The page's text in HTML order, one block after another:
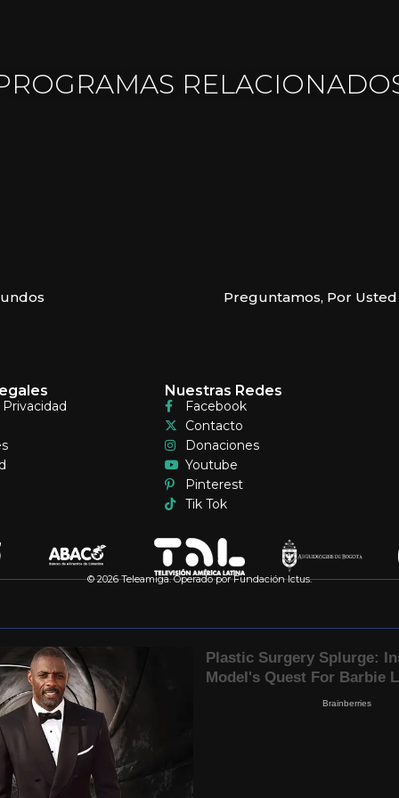
Preguntamos, Por Usted
Nuestras Redes
Facebook
Contacto
Donaciones
Youtube
Pinterest
Tik Tok
© 2026 Teleamiga. Operado por Fundación Ictus.